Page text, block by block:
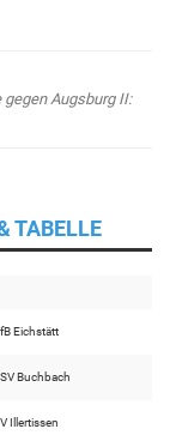
Augsburg II:
TABELLE
Eichstätt
Buchbach
Illertissen